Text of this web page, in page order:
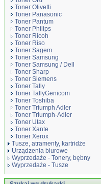
Toner Olivetti
Toner Panasonic
Toner Pantum
Toner Philips
Toner Ricoh
Toner Riso
Toner Sagem
Toner Samsung
Toner Samsung / Dell
Toner Sharp
Toner Siemens
Toner Tally
Toner TallyGenicom
Toner Toshiba
Toner Triumph Adler
Toner Triumph-Adler
Toner Utax
Toner Xante
Toner Xerox
Tusze, atramenty, kartridże
Urządzenia biurowe
Wyprzedaże - Tonery, bębny
Wyprzedaże - Tusze